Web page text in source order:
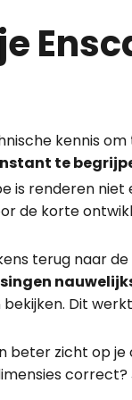
kennis
te
is renderen
de korte
terug naar
Dit
beter zicht op